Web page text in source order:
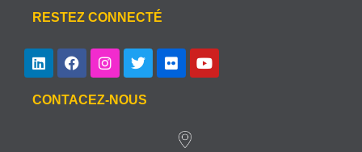
RESTEZ CONNECTÉ
CONTACEZ-NOUS